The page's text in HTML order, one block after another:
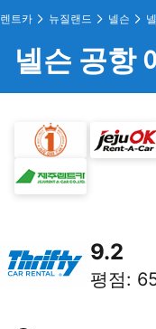
렌트카 뉴질랜드 넬슨
넬슨 공항
9.2
평점: